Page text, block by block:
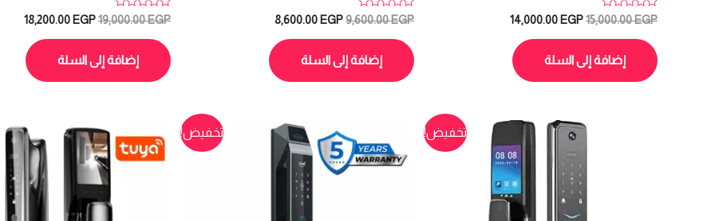
تم
التقييم
من
5
15,000.00EGP
السعر
15,000.00 EGP.
14,000.00 EGP
السعر
إضافة إلى السلة
تم
التقييم
من
5
9,600.00EGP
السعر
9,600.00 EGP.
8,600.00 EGP
السعر
هو:
8,600.00 EGP.
إضافة إلى السلة
تم
التقييم
من
5
19,000.00EGP
السعر
19,000.00 EGP.
18,200.00 EGP
السعر
إضافة إلى السلة
تخفيض! تخفيض!